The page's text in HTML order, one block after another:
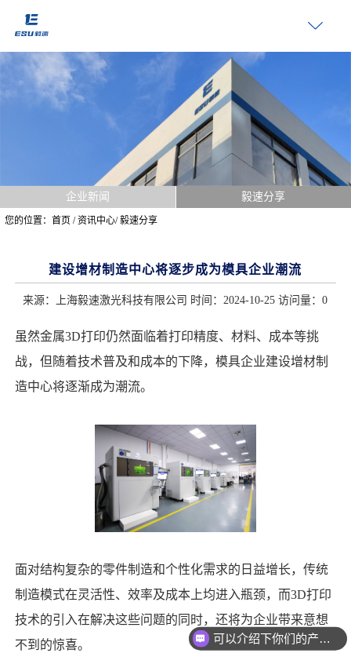
企业新闻 毅速分享
您的位置： 首页 /资讯中心/毅速分享
建设增材制造中心将逐步成为模具企业潮流
来源：上海毅速激光科技有限公司 时间：2024-10-25 访问量：0
虽然金属3D打印仍然面临着打印精度、材料、成本等挑
战，但随着技术普及和成本的下降，模具企业建设增材制
造中心将逐渐成为潮流。
面对结构复杂的零件制造和个性化需求的日益增长，传统
制造模式在灵活性、效率及成本上均进入瓶颈，而3D打印
技术的引入在解决这些问题的同时，还将为企业带来意想
不到的惊喜。
可以介绍下你们的产品么